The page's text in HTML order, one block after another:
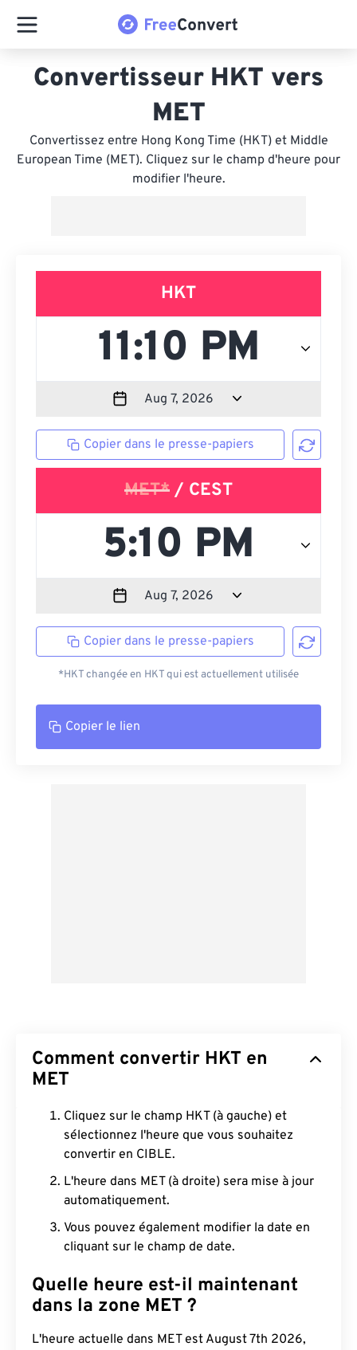
Convertisseur HKT vers
MET
Convertissez entre Hong Kong Time (HKT) et Middle
European Time (MET). Cliquez sur le champ d'heure pour
modifier l'heure.
HKT
Copier dans le presse-papiers
MET* / CEST
Copier dans le presse-papiers
*HKT changée en HKT qui est actuellement utilisée
Copier le lien
Comment convertir HKT en
MET
Cliquez sur le champ HKT (à gauche) et
sélectionnez l'heure que vous souhaitez
convertir en CIBLE.
L'heure dans MET (à droite) sera mise à jour
automatiquement.
Vous pouvez également modifier la date en
cliquant sur le champ de date.
Quelle heure est-il maintenant
dans la zone MET ?
L'heure actuelle dans MET est August 7th 2026,